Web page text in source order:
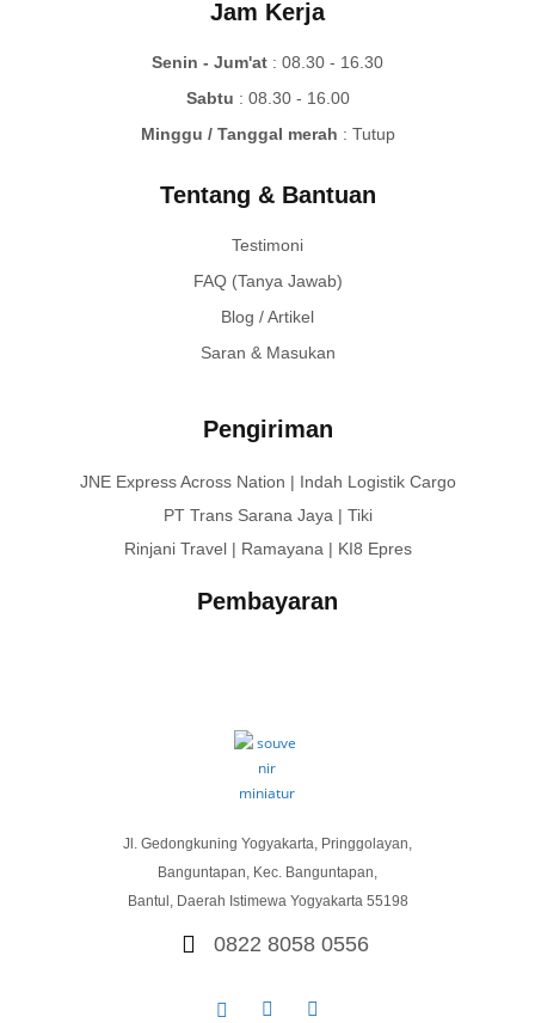
Jam Kerja
Senin - Jum'at : 08.30 - 16.30
Sabtu : 08.30 - 16.00
Minggu / Tanggal merah : Tutup
Tentang & Bantuan
Testimoni
FAQ (Tanya Jawab)
Blog / Artikel
Saran & Masukan
Pengiriman
JNE Express Across Nation | Indah Logistik Cargo
PT Trans Sarana Jaya | Tiki
Rinjani Travel | Ramayana | KI8 Epres
Pembayaran
Jl. Gedongkuning Yogyakarta, Pringgolayan,
Banguntapan, Kec. Banguntapan,
Bantul, Daerah Istimewa Yogyakarta 55198
0822 8058 0556